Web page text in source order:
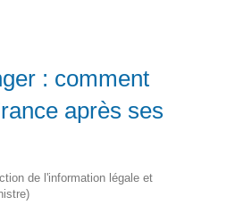
: comment
après ses
de l'information légale et